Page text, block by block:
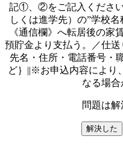
記①、②をご記入くださ
しくは進学先）の”学校
《通信欄》へ転居後の家
預貯金より支払う。／仕
先名・住所・電話番号・
ど｝||※お申込内容により
なる場合
問題は解
解決した